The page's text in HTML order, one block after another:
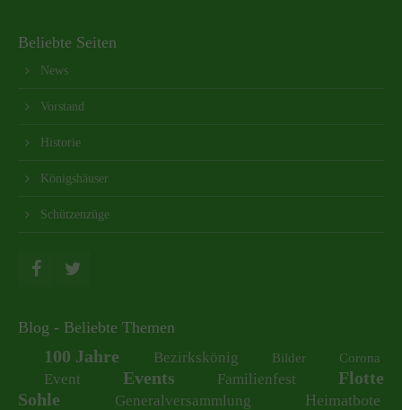
Beliebte Seiten
News
Vorstand
Historie
Königshäuser
Schützenzüge
Blog - Beliebte Themen
100 Jahre Bezirkskönig Bilder Corona
Event Events Familienfest
Flotte
Sohle
Generalversammlung Heimatbote